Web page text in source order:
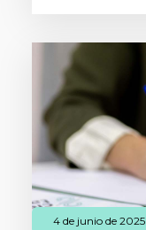
4 de junio de 2025